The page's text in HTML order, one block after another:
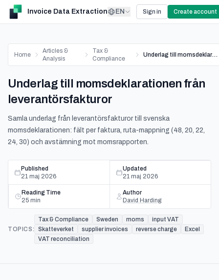
Invoice Data Extraction EN Sign in Create account
Home
Articles &
Analysis
Tax &
Compliance
Underlag till momsdeklarationen från leverantörsfakturor
Underlag till momsdeklarationen från
leverantörsfakturor
Samla underlag från leverantörsfakturor till svenska
momsdeklarationen: fält per faktura, ruta-mappning (48, 20, 22,
24, 30) och avstämning mot momsrapporten.
Published
21 maj 2026
Updated
21 maj 2026
Reading Time
25 min
Author
David Harding
TOPICS:
Tax & Compliance Sweden moms
input VAT
Skatteverket
supplier invoices reverse charge
Excel
VAT reconciliation